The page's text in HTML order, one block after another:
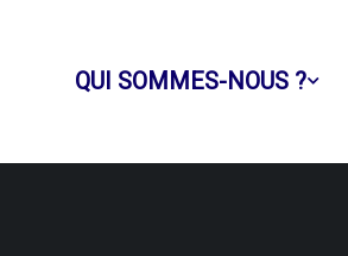
QUI SOMMES-NOUS ?